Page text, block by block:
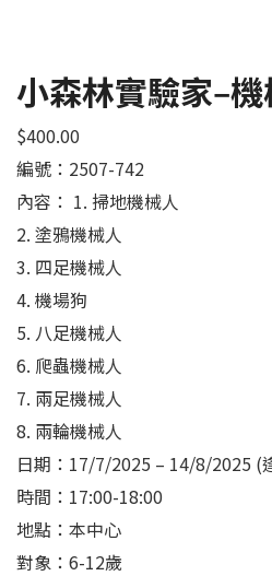
小森林實驗家‒
$400.00
編號：2507-742
內容： 1. 掃地機械人
2. 塗鴉機械人
3. 四足機械人
4. 機場狗
5. 八足機械人
6. 爬蟲機械人
7. 兩足機械人
8. 兩輪機械人
日期：17/7/2025 – 14/8/2025 (
時間：17:00-18:00
地點：本中心
對象：6-12歲